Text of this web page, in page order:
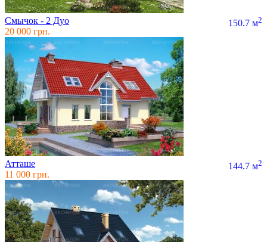
Смычок - 2 Дуо 150.7 м2
20 000 грн.
Атташе 144.7 м2
11 000 грн.